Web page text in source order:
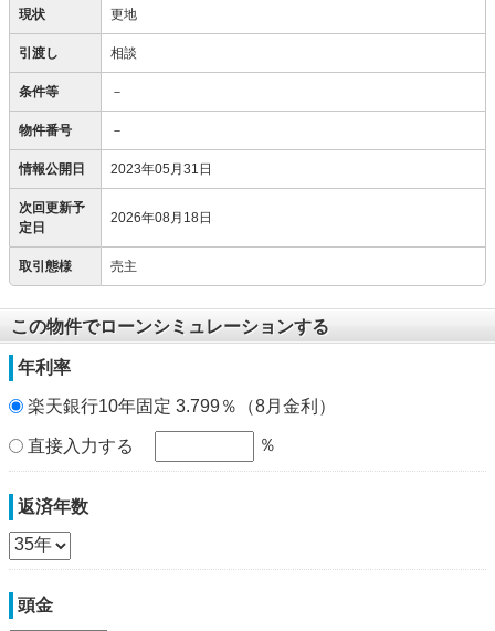
現状 更地
引渡し 相談
条件等 －
物件番号 －
情報公開日 2023年05月31日
次回更新予
定日
2026年08月18日
取引態様 売主
この物件でローンシミュレーションする
年利率
楽天銀行10年固定 3.799％（8月金利）
直接入力する ％
返済年数
頭金